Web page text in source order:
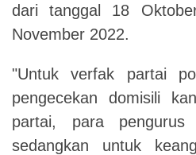
dari tanggal 18
November 2022.
"Untuk verfak partai
pengecekan domisili
partai, para
sedangkan untuk